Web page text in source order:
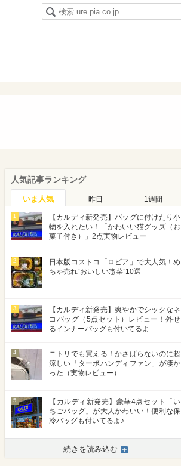
人気記事ランキング
いま人気 昨日 1週間
1
【カルディ新発売】バッグに付けたり小
物を入れたい！「かわいい猫グッズ（お
菓子付き）」2点実物レビュー
2
日本版コストコ「ロピア」で大人気！め
ちゃ売れ“おいしい惣菜”10選
3
【カルディ新発売】爽やかでシックなネ
コバッグ（5点セット）レビュー！外せ
るインナーバッグも付いてるよ
4
ニトリでも買える！かさばらないのに超
涼しい「ターボハンディファン」が凄か
った（実物レビュー）
5
【カルディ新発売】豪華4点セット「い
ちごバッグ」が大人かわいい！便利な保
冷バッグも付いてるよ♪
続きを読み込む